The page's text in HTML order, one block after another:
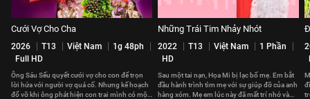
Cưới Vợ Cho Cha
2026 T13 Việt Nam
1g 48ph
Full HD
Ông Sáu Sếu quyết cưới vợ cho con để trọn
lời hứa với người vợ quá cố. Nhưng kế hoạch
đổ vỡ khi ông phát hiện con trai mình có một
Những Trái Tim Nhảy Nhót
2022 T13 Việt Nam
1 Phần
HD
Sau một tai nạn, Họa Mi bị lạc bố mẹ. Em bắt
đầu hành trình tìm mẹ với sự giúp đỡ của anh
hàng xóm. Mẹ em lúc này đã mất trí nhớ và